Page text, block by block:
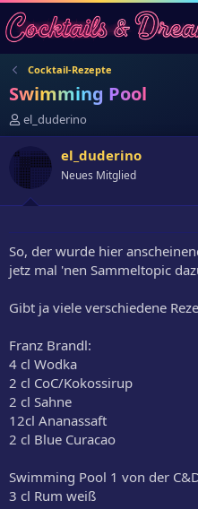
Cocktail-Rezepte
Swimming Pool
E
r
s
t
e
r
el_duderino
el_duderino
Neues Mitglied
So, der wurde hier
jetz mal 'nen Sammeltopic
Gibt ja viele verschiedene
Franz Brandl:
4 cl Wodka
2 cl CoC/Kokossirup
2 cl Sahne
12cl Ananassaft
2 cl Blue Curacao
Swimming Pool 1 von der
3 cl Rum weiß